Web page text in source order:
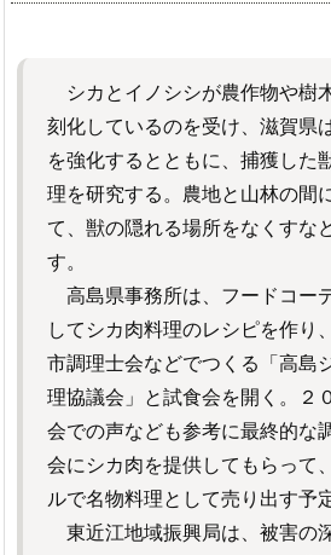
シカとイノシシが農作物や樹
刻化しているのを受け、滋賀県
を強化するとともに、捕獲した
理を研究する。農地と山林の間
て、獣の隠れる場所をなくすな
す。
高島県事務所は、フードコー
してシカ肉料理のレシピを作り
市調理士会などでつくる「高島
理協議会」と試食会を開く。２
会での声なども参考に最終的な
会にシカ肉を提供してもらって
ルで名物料理として売り出す予
東近江地域振興局は、被害の